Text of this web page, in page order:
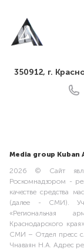
350912, г.
Media group Kuban
2026 © Сайт
Роскомнадзором -
качестве средства
(далее - СМИ).
«Региональная
Краснодарского
СМИ – Отдел пресс
Чнаваян Н.А. Адрес